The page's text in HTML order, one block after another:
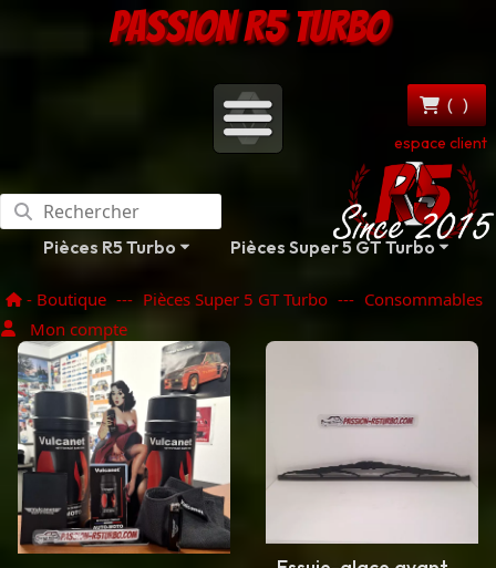
PASSION R5 TURBO
()
espace client
Pièces R5 Turbo Pièces Super 5 GT Turbo
- Boutique --- Pièces Super 5 GT Turbo --- Consommables
Mon compte